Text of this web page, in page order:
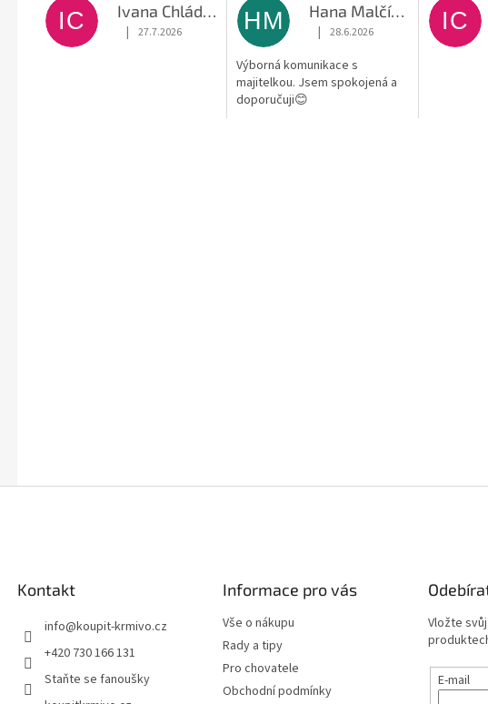
IC Ivana Chládková
Hodnocení obchodu je 5 z 5 hvězdiček.
| 27.7.2026 HM Hana Malčíková
Hodnocení obchodu je 5 z 5
| 28.6.2026
Výborná komunikace s
majitelkou. Jsem spokojená a
doporučuji😊
IC
Kontakt
info@koupit-krmivo.cz
+420 730 166 131
Staňte se fanoušky
Informace pro vás
Vše o nákupu
Rady a tipy
Pro chovatele
Obchodní podmínky
Vložte
E-mail